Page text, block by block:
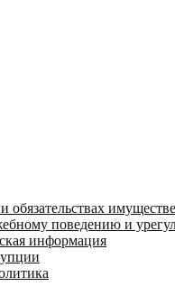
поведению и
информация